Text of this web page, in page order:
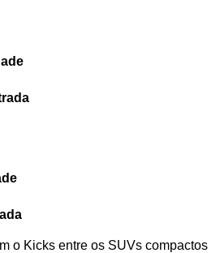
o Kicks entre os SUVs compactos